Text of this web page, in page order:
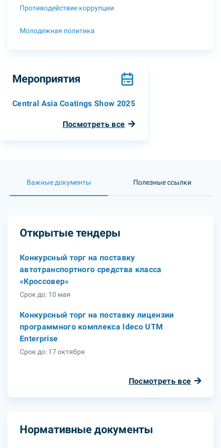
Противодействие коррупции
Молодежная политика
Мероприятия
Central Asia Coatings Show 2025
Посмотреть все
Важные документы Полезные ссылки
Открытые тендеры
Конкурсный торг на поставку
автотранспортного средства класса
«Кроссовер»
Срок до: 10 мая
Конкурсный торг на поставку лицензии
программного комплекса Ideco UTM
Enterprise
Срок до: 17 октября
Посмотреть все
Нормативные документы